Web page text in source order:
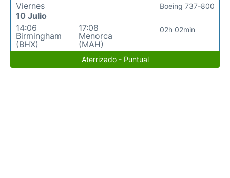
Viernes
10 Julio
14:06
Birmingham
(BHX)
17:08
Menorca
(MAH)
02h 02min
Boeing 737-800
Aterrizado - Puntual